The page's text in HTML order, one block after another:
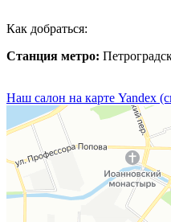
Как добраться:
Станция метро:
Наш салон на карте Yandex